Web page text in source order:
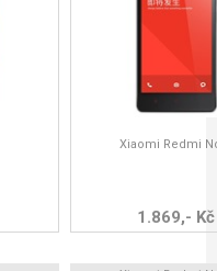
Xiaomi Redmi
1.869,- Kč